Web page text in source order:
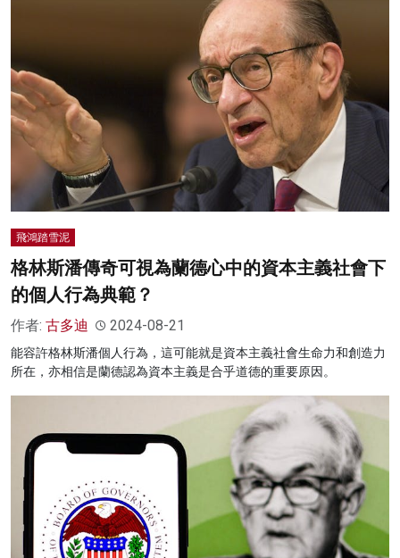
飛鴻踏雪泥
格林斯潘傳奇可視為蘭德心中的資本主義社會下
的個人行為典範？
作者: 古多迪 2024-08-21
能容許格林斯潘個人行為，這可能就是資本主義社會生命力和創造力
所在，亦相信是蘭德認為資本主義是合乎道德的重要原因。